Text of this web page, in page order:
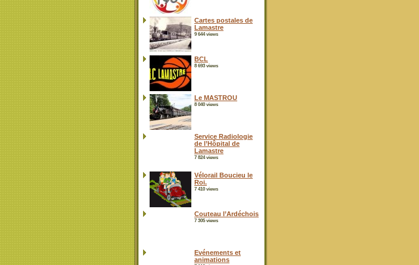
Cartes postales de
Lamastre
9 644 views
BCL
8 693 views
Le MASTROU
8 040 views
Service Radiologie
de l’Hôpital de
Lamastre
7 824 views
Vélorail Boucieu le
Roi.
7 410 views
Couteau l’Ardéchois
7 305 views
Evénements et
animations